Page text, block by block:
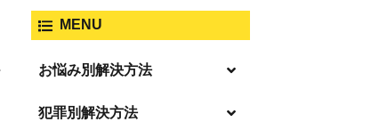
MENU
お悩み別解決方法
逮捕の不安や悩み
犯罪別解決方法